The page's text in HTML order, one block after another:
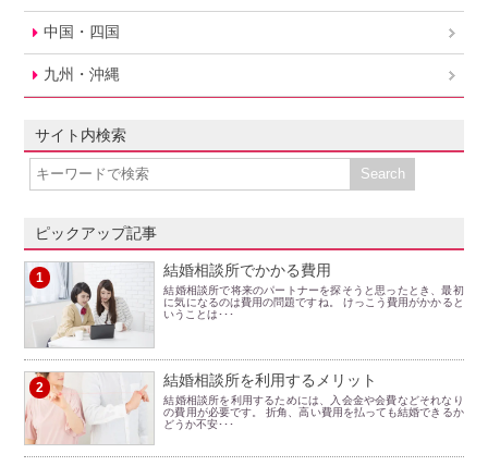
中国・四国
九州・沖縄
サイト内検索
ピックアップ記事
1 結婚相談所でかかる費用
結婚相談所で将来のパートナーを探そうと思ったとき、最初
に気になるのは費用の問題ですね。 けっこう費用がかかると
いうことは･･･
2 結婚相談所を利用するメリット
結婚相談所を利用するためには、入会金や会費などそれなり
の費用が必要です。 折角、高い費用を払っても結婚できるか
どうか不安･･･